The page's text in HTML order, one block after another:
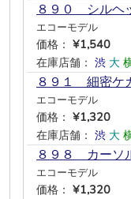
８９０ シルヘ
エコーモデル
価格： ¥1,540
在庫店舗： 渋 大
８９１ 細密ケ
エコーモデル
価格： ¥1,320
在庫店舗： 渋 大
８９８ カーソ
エコーモデル
価格： ¥1,320